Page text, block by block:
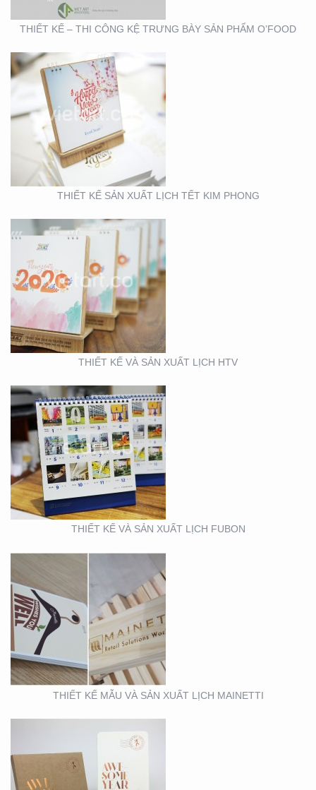
THIẾT KẾ – THI CÔNG KỆ TRƯNG BÀY SẢN PHẨM O’FOOD
THIẾT KẾ SẢN XUẤT LỊCH TẾT KIM PHONG
THIẾT KẾ VÀ SẢN XUẤT
LỊCH HTV
THIẾT KẾ VÀ SẢN XUẤT LỊCH HTV
THIẾT KẾ VÀ SẢN XUẤT
LỊCH FUBON
THIẾT KẾ VÀ SẢN XUẤT LỊCH FUBON
THIẾT KẾ MẪU VÀ SẢN
XUẤT LỊCH MAINETTI
THIẾT KẾ MẪU VÀ SẢN XUẤT LỊCH MAINETTI
MẪU THIẾT KẾ LỊCH
TẾT
MẪU THIẾT KẾ THIỆP
TẾT RICHS